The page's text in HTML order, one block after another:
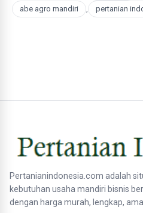
abe agro mandiri
, pertanian
Pertanianindonesia.com adalah
kebutuhan usaha mandiri bisnis
dengan harga murah, lengkap,